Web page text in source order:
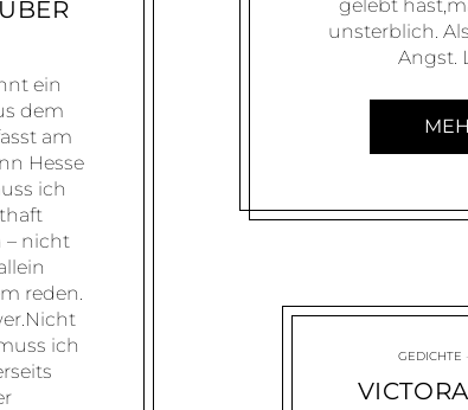
ein
dem
am
Hesse
ich
– nicht
reden.
ich
gelebt
unsterblich.
Angst.
GEDICHTE